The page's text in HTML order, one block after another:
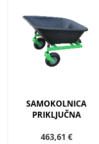
SAMOKOLNICA
PRIKLJUČNA
463,61 €